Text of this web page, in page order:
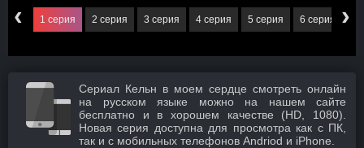
‹ 1 серия 2 серия 3 серия 4 серия 5 серия 6 серия ›
Сериал Кельн в моем сердце смотреть онлайн
на русском языке можно на нашем сайте
бесплатно и в хорошем качестве (HD, 1080).
Новая серия доступна для просмотра как с ПК,
так и с мобильных телефонов Andriod и iPhone.